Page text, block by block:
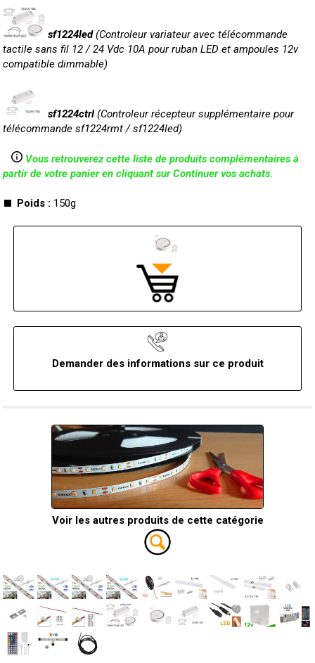
sf1224led(Controleur variateur avec télécommande
tactile sans fil 12 / 24 Vdc 10A pour ruban LED et ampoules 12v
compatible dimmable)
sf1224ctrl (Controleur récepteur supplémentaire pour
télécommande sf1224rmt / sf1224led)
Vous retrouverez cette liste de produits complémentaires à
partir de votre panier en cliquant sur Continuer vos achats.
Poids : 150g
Demander des informations sur ce produit
Voir les autres produits de cette catégorie